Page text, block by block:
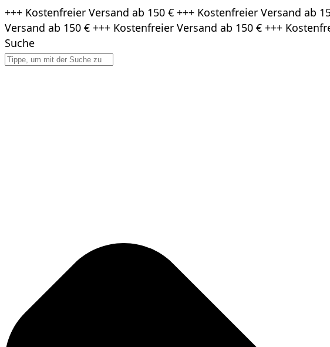
Zum
Inhalt
springen
+++ Kostenfreier Versand ab 150 € +++ Kostenfreier Versand ab
Versand ab 150 € +++ Kostenfreier Versand ab 150 € +++
Suche